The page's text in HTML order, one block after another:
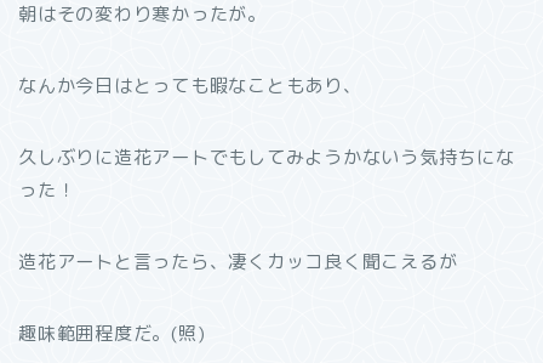
朝はその変わり寒かったが。
なんか今日はとっても暇なこともあり、
久しぶりに造花アートでもしてみようかないう気持ちにな
った！
造花アートと言ったら、凄くカッコ良く聞こえるが
趣味範囲程度だ。(照)